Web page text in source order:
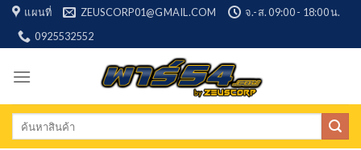
Skip
content
แผนที่ ZEUSCORP01@GMAIL.COM
จ.-ส. 09:00 - 18:00 น.
0925532552
Search